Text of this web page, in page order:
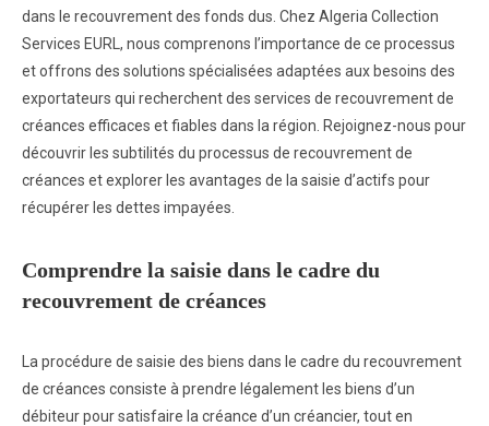
dans le recouvrement des fonds dus. Chez Algeria Collection
Services EURL, nous comprenons l’importance de ce processus
et offrons des solutions spécialisées adaptées aux besoins des
exportateurs qui recherchent des services de recouvrement de
créances efficaces et fiables dans la région. Rejoignez-nous pour
découvrir les subtilités du processus de recouvrement de
créances et explorer les avantages de la saisie d’actifs pour
récupérer les dettes impayées.
Comprendre la saisie dans le cadre du
recouvrement de créances
La procédure de saisie des biens dans le cadre du recouvrement
de créances consiste à prendre légalement les biens d’un
débiteur pour satisfaire la créance d’un créancier, tout en